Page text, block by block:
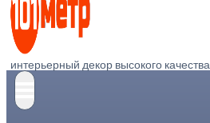
интерьерный декор высокого качества